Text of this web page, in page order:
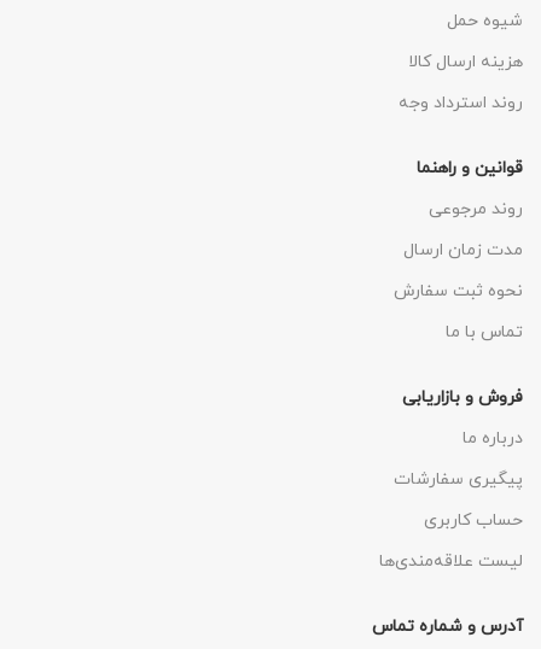
شیوه حمل
هزینه ارسال کالا
روند استرداد وجه
قوانین و راهنما
روند مرجوعی
مدت زمان ارسال
نحوه ثبت سفارش
تماس با ما
فروش و بازاریابی
درباره ما
پیگیری سفارشات
حساب کاربری
لیست علاقه‌مندی‌ها
آدرس و شماره تماس